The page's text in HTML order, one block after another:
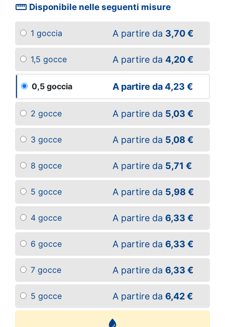
straighten Disponibile nelle seguenti misure
1 goccia A partire da 3,70 €
1,5 gocce A partire da 4,20 €
0,5 goccia A partire da4,23 €
2 gocce A partire da 5,03 €
3 gocce A partire da 5,08 €
8 gocce A partire da 5,71 €
5 gocce A partire da 5,98 €
4 gocce A partire da 6,33 €
6 gocce A partire da 6,33 €
7 gocce A partire da 6,33 €
5 gocce A partire da 6,42 €